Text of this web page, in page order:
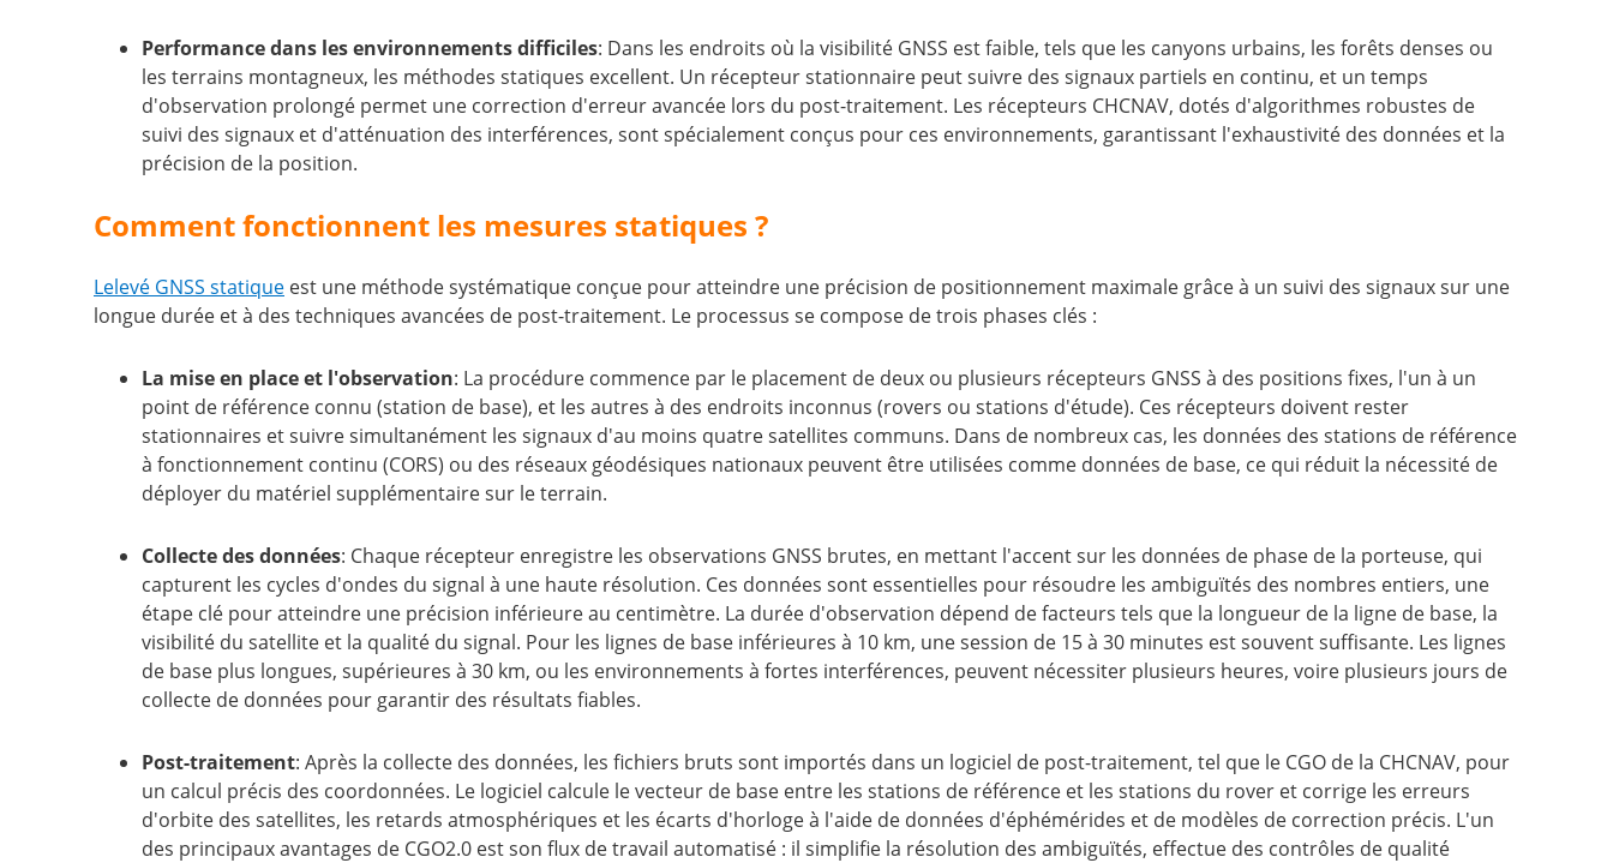
Performance dans les environnements difficiles: Dans les endroits où la visibilité GNSS est faible, tels que les canyons urbains, les forêts denses ou
les terrains montagneux, les méthodes statiques excellent. Un récepteur stationnaire peut suivre des signaux partiels en continu, et un temps
d'observation prolongé permet une correction d'erreur avancée lors du post-traitement. Les récepteurs CHCNAV, dotés d'algorithmes robustes de
suivi des signaux et d'atténuation des interférences, sont spécialement conçus pour ces environnements, garantissant l'exhaustivité des données et la
précision de la position.
Comment fonctionnent les mesures statiques ?
Lelevé GNSS statique est une méthode systématique conçue pour atteindre une précision de positionnement maximale grâce à un suivi des signaux sur une
longue durée et à des techniques avancées de post-traitement. Le processus se compose de trois phases clés :
La mise en place et l'observation: La procédure commence par le placement de deux ou plusieurs récepteurs GNSS à des positions fixes, l'un à un
point de référence connu (station de base), et les autres à des endroits inconnus (rovers ou stations d'étude). Ces récepteurs doivent rester
stationnaires et suivre simultanément les signaux d'au moins quatre satellites communs. Dans de nombreux cas, les données des stations de référence
à fonctionnement continu (CORS) ou des réseaux géodésiques nationaux peuvent être utilisées comme données de base, ce qui réduit la nécessité de
déployer du matériel supplémentaire sur le terrain.
Collecte des données: Chaque récepteur enregistre les observations GNSS brutes, en mettant l'accent sur les données de phase de la porteuse, qui
capturent les cycles d'ondes du signal à une haute résolution. Ces données sont essentielles pour résoudre les ambiguïtés des nombres entiers, une
étape clé pour atteindre une précision inférieure au centimètre. La durée d'observation dépend de facteurs tels que la longueur de la ligne de base, la
visibilité du satellite et la qualité du signal. Pour les lignes de base inférieures à 10 km, une session de 15 à 30 minutes est souvent suffisante. Les lignes
de base plus longues, supérieures à 30 km, ou les environnements à fortes interférences, peuvent nécessiter plusieurs heures, voire plusieurs jours de
collecte de données pour garantir des résultats fiables.
Post-traitement: Après la collecte des données, les fichiers bruts sont importés dans un logiciel de post-traitement, tel que le CGO de la CHCNAV, pour
un calcul précis des coordonnées. Le logiciel calcule le vecteur de base entre les stations de référence et les stations du rover et corrige les erreurs
d'orbite des satellites, les retards atmosphériques et les écarts d'horloge à l'aide de données d'éphémérides et de modèles de correction précis. L'un
des principaux avantages de CGO2.0 est son flux de travail automatisé : il simplifie la résolution des ambiguïtés, effectue des contrôles de qualité